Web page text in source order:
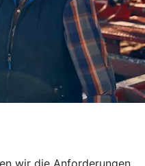
wir die Anforderungen